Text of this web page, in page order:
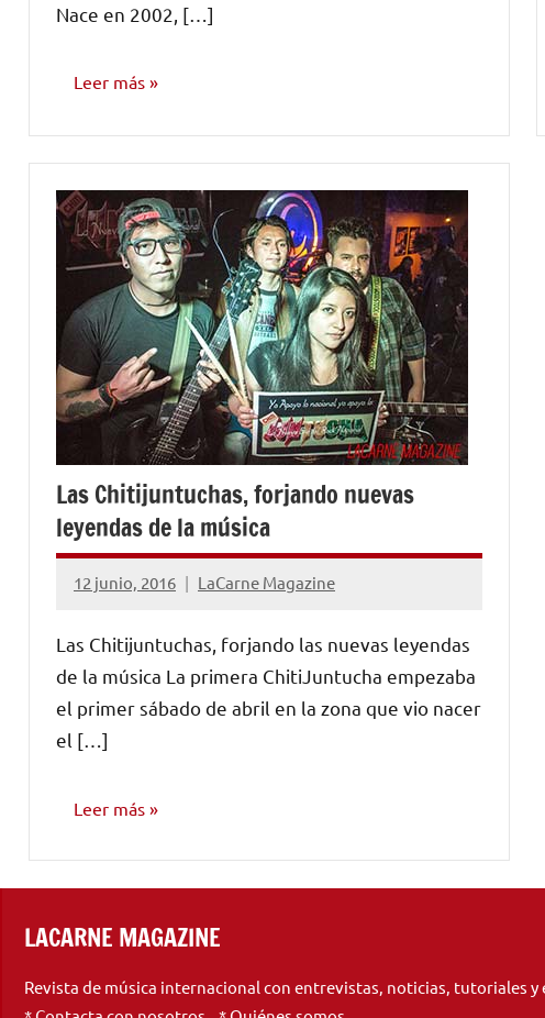
Nace en 2002, […]
Leer más
Las Chitijuntuchas, forjando nuevas
leyendas de la música
12 junio, 2016 LaCarne Magazine
No
comentarios
Las Chitijuntuchas, forjando las nuevas leyendas
de la música La primera ChitiJuntucha empezaba
el primer sábado de abril en la zona que vio nacer
el […]
Leer más
LACARNE MAGAZINE
Revista de música internacional con entrevistas, noticias, tutoriales y